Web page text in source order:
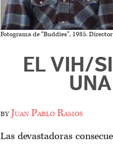
Fotograma de “Buddies”, 1985.
EL VIH/
byJuan Pablo Ramos
Las devastadoras